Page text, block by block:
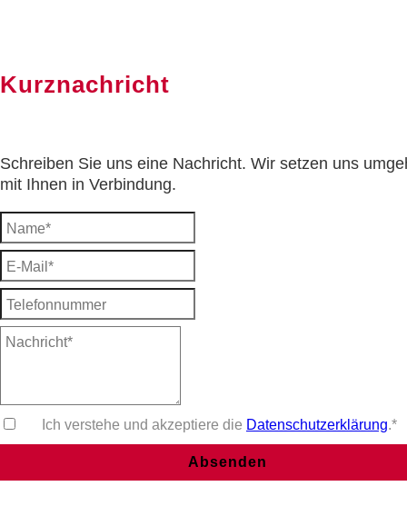
Kurznachricht
Schreiben Sie uns eine Nachricht. Wir setzen uns
mit Ihnen in Verbindung.
Ich verstehe und akzeptiere die Datenschutzerklärung.*
Absenden